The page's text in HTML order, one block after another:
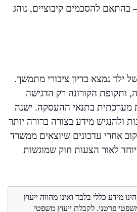
להסכמים קיבוציים, נוהג
ילד נמצא בדיון ציבורי מתמשך.
ותקופת הקורונה רק הדגישה
מערכתית בתנאי ההעסקה. ישנה
ולהנגיש מידע בצורה ברורה יותר
אחרי עדכונים שיוצאים ממשרד
לאור הצעות חוק שמוגשות
מידע כללי בלבד ואינו מהווה ייעוץ
פרטני. לקבלת ייעוץ משפטי